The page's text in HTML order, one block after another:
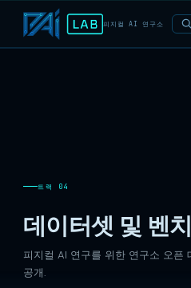
피지컬 AI 연구소
트랙 04
데이터셋 및 벤
피지컬 AI 연구를 위한 연구소 오픈
공개.